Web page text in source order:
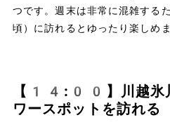
つです。週末は非常に混雑す
頃）に訪れるとゆったり楽しめま
【14:00】川越氷
ワースポットを訪れる